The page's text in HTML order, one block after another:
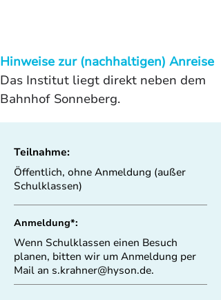
Hinweise zur (nachhaltigen) Anreise
Das Institut liegt direkt neben dem
Bahnhof Sonneberg.
Teilnahme:
Öffentlich, ohne Anmeldung (außer
Schulklassen)
Anmeldung*:
Wenn Schulklassen einen Besuch
planen, bitten wir um Anmeldung per
Mail an s.krahner@hyson.de.